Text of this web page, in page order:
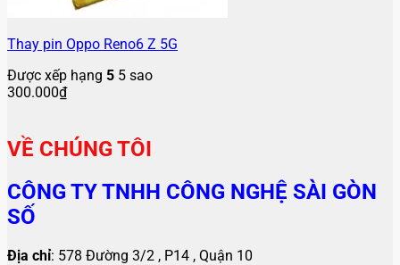
Thay pin Oppo Reno6 Z 5G
Được xếp hạng 5 5 sao
300.000₫
VỀ CHÚNG TÔI
CÔNG TY TNHH CÔNG NGHỆ SÀI GÒN
SỐ
Địa chỉ: 578 Đường 3/2 , P14 , Quận 10